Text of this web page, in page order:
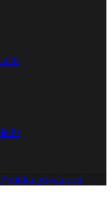
Politika privatnosti